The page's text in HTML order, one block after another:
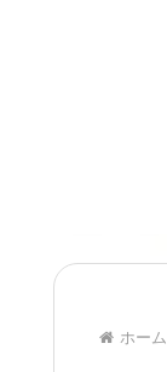
ホーム